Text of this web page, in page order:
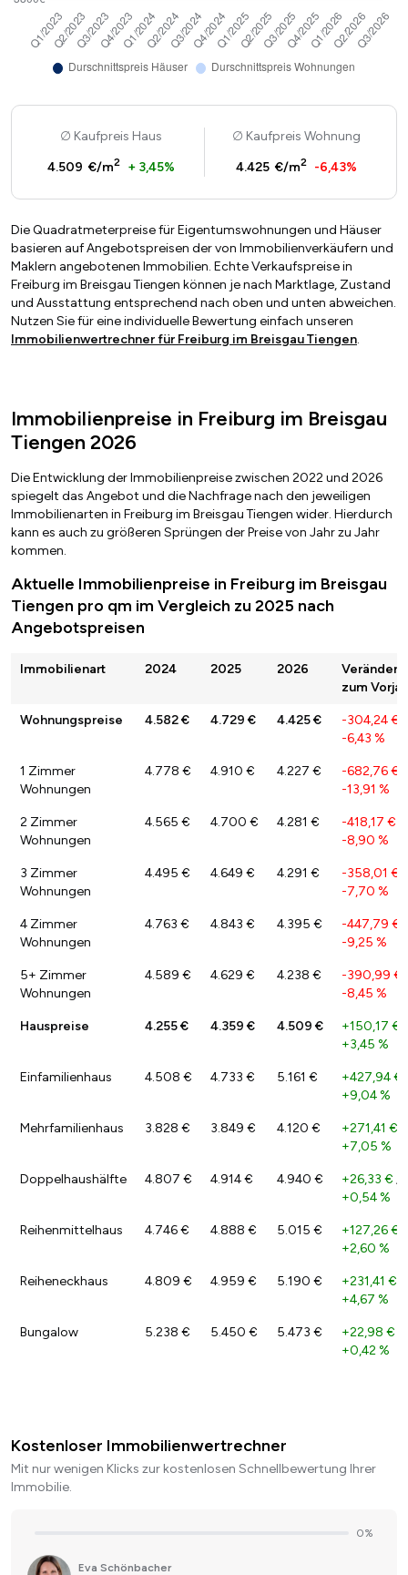
Kaufpreis Haus
4.509 €/m2 + 3,45%
Kaufpreis Wohnung
4.425 €/m2 -6,43%
Die Quadratmeterpreise für Eigentumswohnungen und Häuser
basieren auf Angebotspreisen der von Immobilienverkäufern und
Maklern angebotenen Immobilien. Echte Verkaufspreise in
Freiburg im Breisgau Tiengen können je nach Marktlage, Zustand
und Ausstattung entsprechend nach oben und unten abweichen.
Nutzen Sie für eine individuelle Bewertung einfach unseren
Immobilienwertrechner für Freiburg im Breisgau Tiengen.
Immobilienpreise in Freiburg im Breisgau
Tiengen 2026
Die Entwicklung der Immobilienpreise zwischen 2022 und 2026
spiegelt das Angebot und die Nachfrage nach den jeweiligen
Immobilienarten in Freiburg im Breisgau Tiengen wider. Hierdurch
kann es auch zu größeren Sprüngen der Preise von Jahr zu Jahr
kommen.
Aktuelle Immobilienpreise in Freiburg im Breisgau
Tiengen pro qm im Vergleich zu 2025 nach
Angebotspreisen
Immobilienart 2024 2025 2026
zum
Wohnungspreise 4.582 € 4.729 € 4.425 € -304,24 €
-6,43 %
1 Zimmer
Wohnungen
4.778 € 4.910 € 4.227 € -682,76 €
-13,91 %
2 Zimmer
Wohnungen
4.565 € 4.700 € 4.281 € -418,17 €
-8,90 %
3 Zimmer
Wohnungen
4.495 € 4.649 € 4.291 € -358,01 €
-7,70 %
4 Zimmer
Wohnungen
4.763 € 4.843 € 4.395 € -447,79 €
-9,25 %
5+ Zimmer
Wohnungen
4.589 € 4.629 € 4.238 € -390,99 €
-8,45 %
Hauspreise 4.255 € 4.359 € 4.509 € +150,17 €
+3,45 %
Einfamilienhaus 4.508 € 4.733 € 5.161 € +427,94 €
+9,04 %
Mehrfamilienhaus 3.828 € 3.849 € 4.120 € +271,41 €
+7,05 %
Doppelhaushälfte 4.807 € 4.914 € 4.940 € +26,33 € /
+0,54 %
Reihenmittelhaus 4.746 € 4.888 € 5.015 € +127,26 €
+2,60 %
Reiheneckhaus 4.809 € 4.959 € 5.190 € +231,41 €
+4,67 %
Bungalow 5.238 € 5.450 € 5.473 € +22,98 €
+0,42 %
Kostenloser Immobilienwertrechner
Mit nur wenigen Klicks zur kostenlosen Schnellbewertung Ihrer
Immobilie.